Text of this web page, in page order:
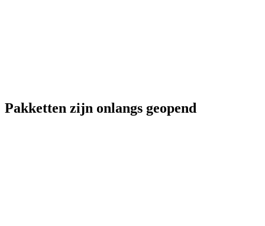
Pakketten zijn onlangs geopend